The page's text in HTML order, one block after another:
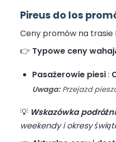
Pireus do Ios
Ceny promów na trasie
👉 Typowe ceny
Pasażerowie piesi:
Uwaga:Przejazd
💡 Wskazówka
weekendy i okresy